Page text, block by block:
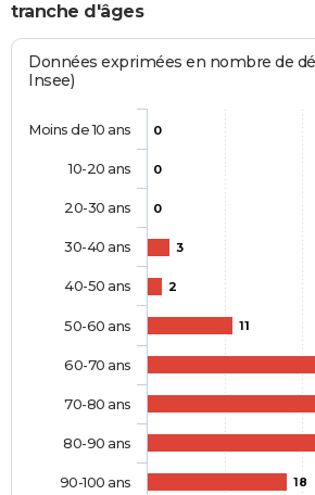
tranche d'âges
Données exprimées en nombre de
Insee)
0
0
0
3
2
11
18
Moins de 10 ans
10-20 ans
20-30 ans
30-40 ans
40-50 ans
50-60 ans
60-70 ans
70-80 ans
80-90 ans
90-100 ans